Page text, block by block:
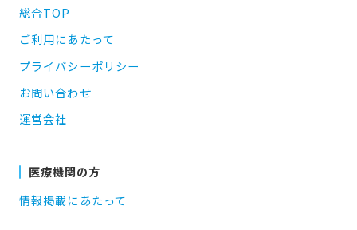
総合TOP
ご利用にあたって
プライバシーポリシー
お問い合わせ
運営会社
医療機関の方
情報掲載にあたって